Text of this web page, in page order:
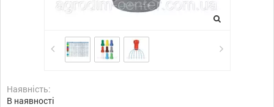
Наявність:
В наявності